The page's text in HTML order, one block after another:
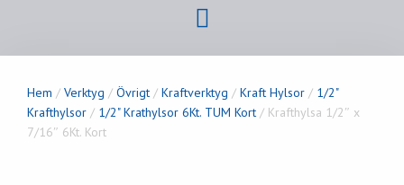
Hem / Verktyg / Övrigt / Kraftverktyg / Kraft Hylsor / 1/2"
Krafthylsor / 1/2" Krathylsor 6Kt. TUM Kort / Krafthylsa 1/2″ x
7/16″ 6Kt. Kort